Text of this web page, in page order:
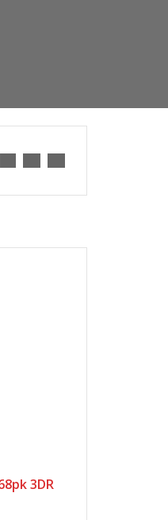
3DR